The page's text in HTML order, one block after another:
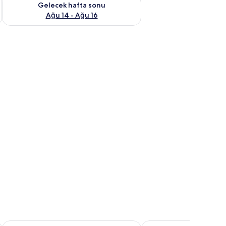
Gelecek hafta sonu
Ağu 14 - Ağu 16
| Oturma alanı | LED televizyon